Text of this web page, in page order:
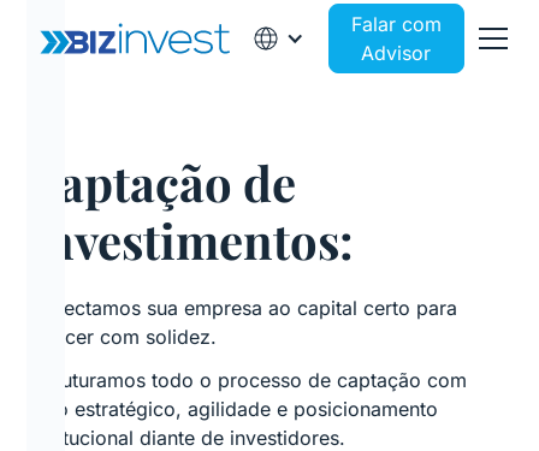
Falar com
Advisor
Captação de
Investimentos:
Conectamos sua empresa ao capital certo para
crescer com solidez.
Estruturamos todo o processo de captação com
foco estratégico, agilidade e posicionamento
institucional diante de investidores.